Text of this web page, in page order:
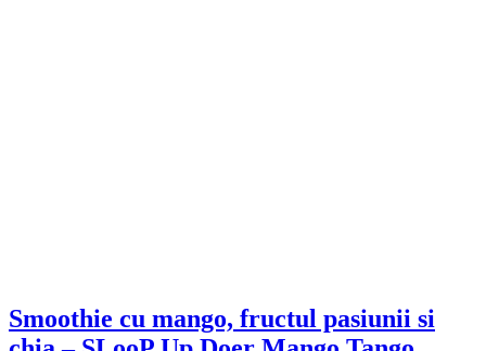
Smoothie cu mango, fructul pasiunii si